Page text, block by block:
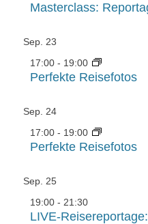
Masterclass:
Sep. 23
17:00 - 19:00
Perfekte Reisefotos
Sep. 24
17:00 - 19:00
Perfekte Reisefotos
Sep. 25
19:00 - 21:30
LIVE-